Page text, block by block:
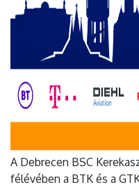
A Debrecen BSC
félévében a BTK és a